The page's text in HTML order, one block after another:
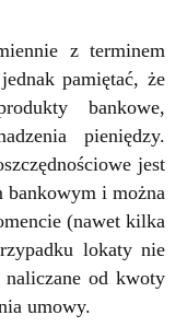
z terminem
pamiętać, że
bankowe,
pieniędzy.
jest
bankowym i można
(nawet kilka
lokaty nie
od kwoty
umowy.